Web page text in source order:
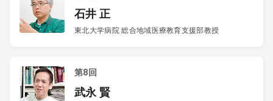
石井 正
東北大学病院 総合地域医療教育支援部教授
第8回
武永 賢